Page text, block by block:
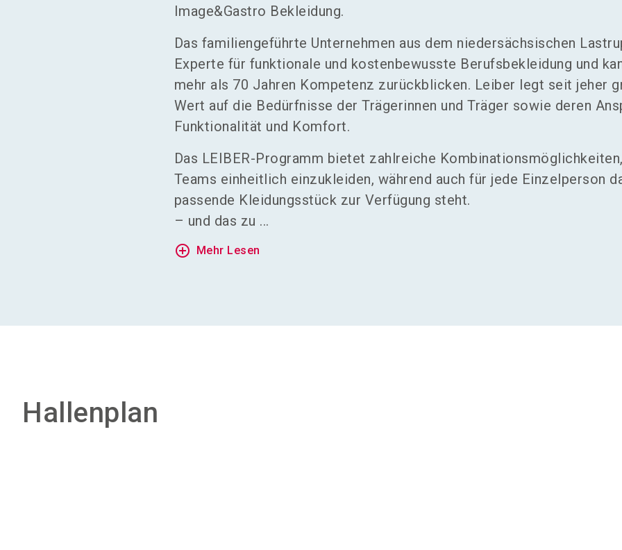
Image&Gastro Bekleidung.
Das familiengeführte Unternehmen aus dem niedersächsischen
Experte für funktionale und kostenbewusste Berufsbekleidung und
mehr als 70 Jahren Kompetenz zurückblicken. Leiber legt seit jeher
Wert auf die Bedürfnisse der Trägerinnen und Träger sowie deren
Funktionalität und Komfort.
Das LEIBER-Programm bietet zahlreiche
Teams einheitlich einzukleiden, während auch für jede Einzelperson
passende Kleidungsstück zur Verfügung steht.
– und das zu ...
add_circle_outline Mehr Lesen
Hallenplan